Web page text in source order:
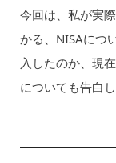
今回は、私が実
かる、NISAにつ
入したのか、現
についても告白し